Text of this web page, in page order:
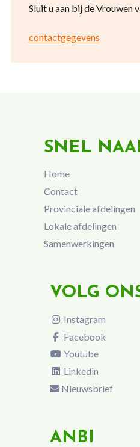
Sluit u aan bij de Vrouwen
contactgegevens
SNEL
Home
Contact
Provinciale afdelingen
Lokale afdelingen
Samenwerkingen
VOLG
Instagram
Facebook
Youtube
Linkedin
Nieuwsbrief
ANBI